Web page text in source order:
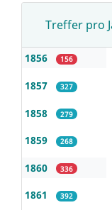
Treffer pro
1856 156
1857 327
1858 279
1859 268
1860 336
1861 392